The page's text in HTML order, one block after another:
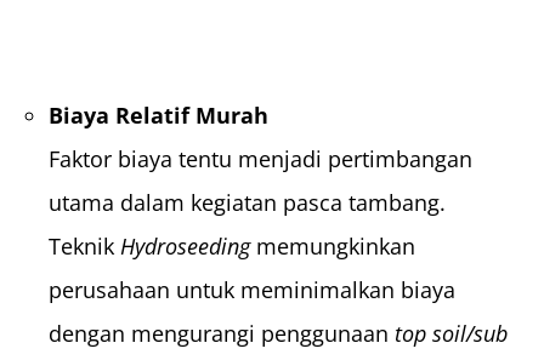
Biaya Relatif Murah
Faktor biaya tentu menjadi pertimbangan
utama dalam kegiatan pasca tambang.
TeknikHydroseeding memungkinkan
perusahaan untuk meminimalkan biaya
dengan mengurangi penggunaan top soil/sub